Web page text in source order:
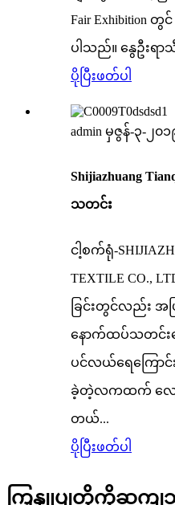
Fair Exhibition တွ
ပါသည်။ နွေဦးရာ
ပိုပြီးဖတ်ပါ
admin မှဇွန်-၃-၂၀၁
Shijiazhuang
သတင်း
ငါ့စက်ရုံ-
TEXTILE CO.,
ခြင်းတွင်လည်း
နောက်ထပ်သတင်း
ပင်လယ်ရေကြောင်
ခဲ့တဲ့လကထက် လျ
တယ်...
ပိုပြီးဖတ်ပါ
ကြှနျုပျတို့ကိုဆကျ